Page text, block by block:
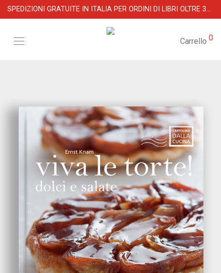
SPEDIZIONI GRATUITE IN ITALIA PER ORDINI DI LIBRI OLTRE 39 €
Carrello 0